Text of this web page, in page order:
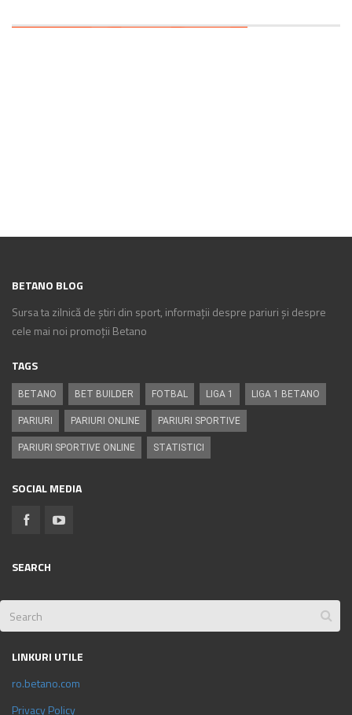
BETANO BLOG
Sursa ta zilnică de știri din sport, informații despre pariuri și despre
cele mai noi promoții Betano
TAGS
BETANO BET BUILDER FOTBAL LIGA 1 LIGA 1 BETANO
PARIURI PARIURI ONLINE PARIURI SPORTIVE
PARIURI SPORTIVE ONLINE STATISTICI
SOCIAL MEDIA
SEARCH
LINKURI UTILE
ro.betano.com
Privacy Policy